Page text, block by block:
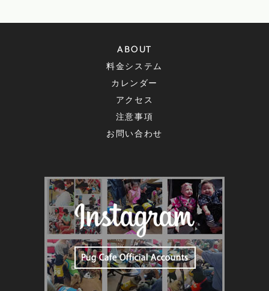
ABOUT
料金システム
カレンダー
アクセス
注意事項
お問い合わせ